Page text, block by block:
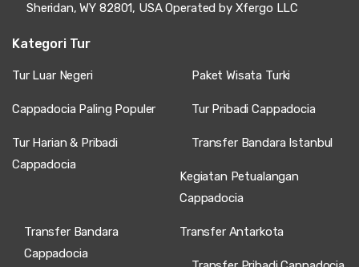
Sheridan, WY 82801, USA Operated by Xfergo LLC
Kategori Tur
Tur Luar Negeri Paket Wisata Turki
Cappadocia Paling Populer Tur Pribadi Cappadocia
Tur Harian & Pribadi
Cappadocia
Transfer Bandara Istanbul
Kegiatan Petualangan
Cappadocia
Transfer Bandara
Cappadocia
Transfer Antarkota